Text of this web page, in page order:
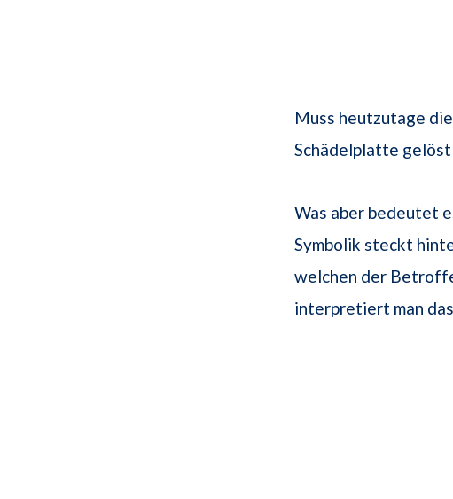
Muss heutzutage
Schädelplatte
Was aber bedeutet
Symbolik steckt
welchen der
interpretiert man